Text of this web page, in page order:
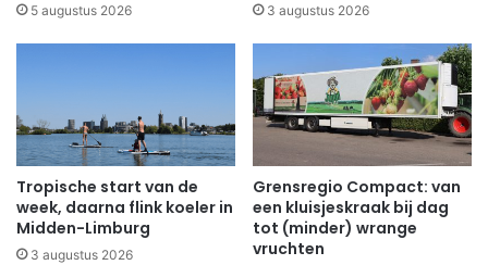
5 augustus 2026 3 augustus 2026
Tropische start van de
week, daarna flink koeler in
Midden-Limburg
3 augustus 2026
Grensregio Compact: van
een kluisjeskraak bij dag
tot (minder) wrange
vruchten